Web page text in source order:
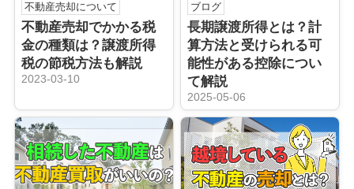
不動産売却について
不動産売却でかかる税
金の種類は？譲渡所得
税の節税方法も解説
2023-03-10
ブログ
長期譲渡所得とは？計
算方法と受けられる可
能性がある控除につい
て解説
2025-05-06